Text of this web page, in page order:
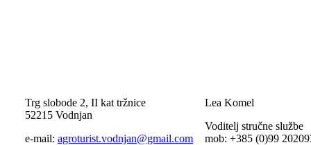
Trg slobode 2, II kat tržnice
52215 Vodnjan
e-mail: agroturist.vodnjan@gmail.com
Lea Komel
Voditelj stručne službe
mob: +385 (0)99